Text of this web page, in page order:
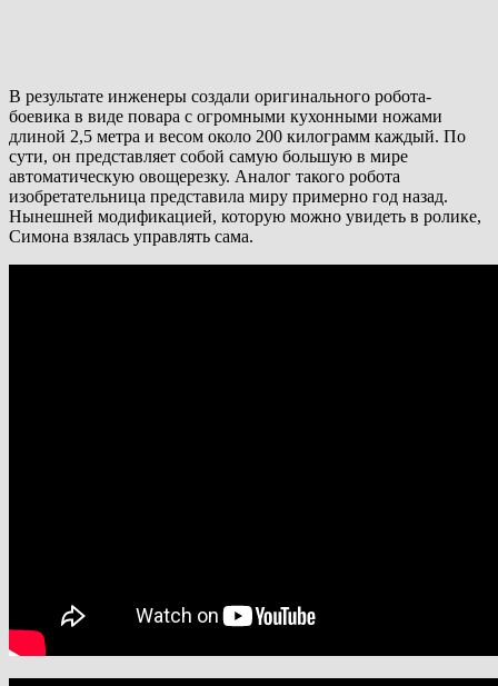
В результате инженеры создали оригинального робота-
боевика в виде повара с огромными кухонными ножами
длиной 2,5 метра и весом около 200 килограмм каждый. По
сути, он представляет собой самую большую в мире
автоматическую овощерезку. Аналог такого робота
изобретательница представила миру примерно год назад.
Нынешней модификацией, которую можно увидеть в ролике,
Симона взялась управлять сама.